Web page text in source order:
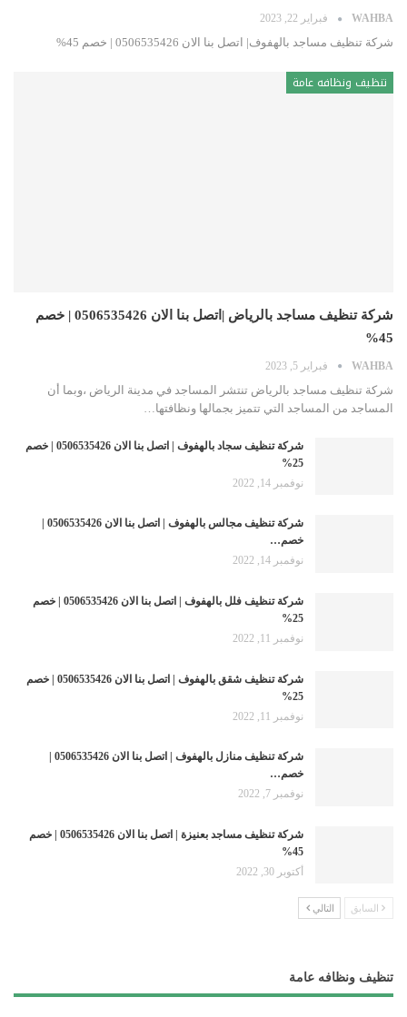
WAHBA فبراير 22, 2023
شركة تنظيف مساجد بالهفوف| اتصل بنا الان 0506535426 | خصم 45%
تنظيف ونظافه عامة
شركة تنظيف مساجد بالرياض |اتصل بنا الان 0506535426 | خصم
45%
WAHBA فبراير 5, 2023
شركة تنظيف مساجد بالرياض تنتشر المساجد في مدينة الرياض ،وبما أن
المساجد من المساجد التي تتميز بجمالها ونظافتها…
شركة تنظيف سجاد بالهفوف | اتصل بنا الان 0506535426 | خصم
25%
نوفمبر 14, 2022
خصم…
نوفمبر 14, 2022
شركة تنظيف فلل بالهفوف | اتصل بنا الان 0506535426 | خصم
25%
نوفمبر 11, 2022
شركة تنظيف شقق بالهفوف | اتصل بنا الان 0506535426 | خصم
25%
نوفمبر 11, 2022
خصم…
نوفمبر 7, 2022
شركة تنظيف مساجد بعنيزة | اتصل بنا الان 0506535426 | خصم
45%
أكتوبر 30, 2022
السابق التالي
تنظيف ونظافه عامة